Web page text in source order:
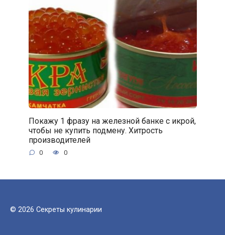
Покажу 1 фразу на железной банке с икрой,
чтобы не купить подмену. Хитрость
производителей
0 0
© 2026 Секреты кулинарии